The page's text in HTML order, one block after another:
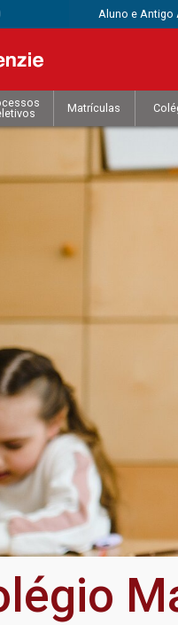
Aluno e Antigo
Matrículas